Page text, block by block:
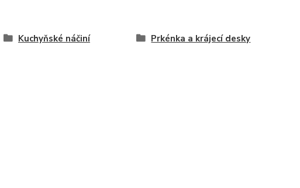
Kuchyňské náčiní Prkénka a krájecí desky